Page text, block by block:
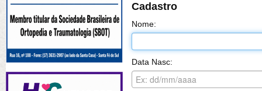
Cadastro
Nome:
Data Nasc: